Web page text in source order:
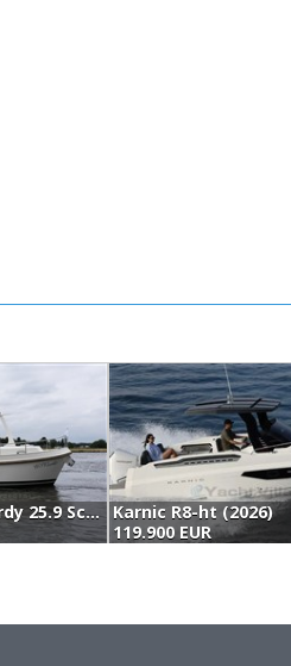
Linssen Grand Sturdy 25.9 Scf (2011)
Karnic R8-ht (2026)
119.900 EUR